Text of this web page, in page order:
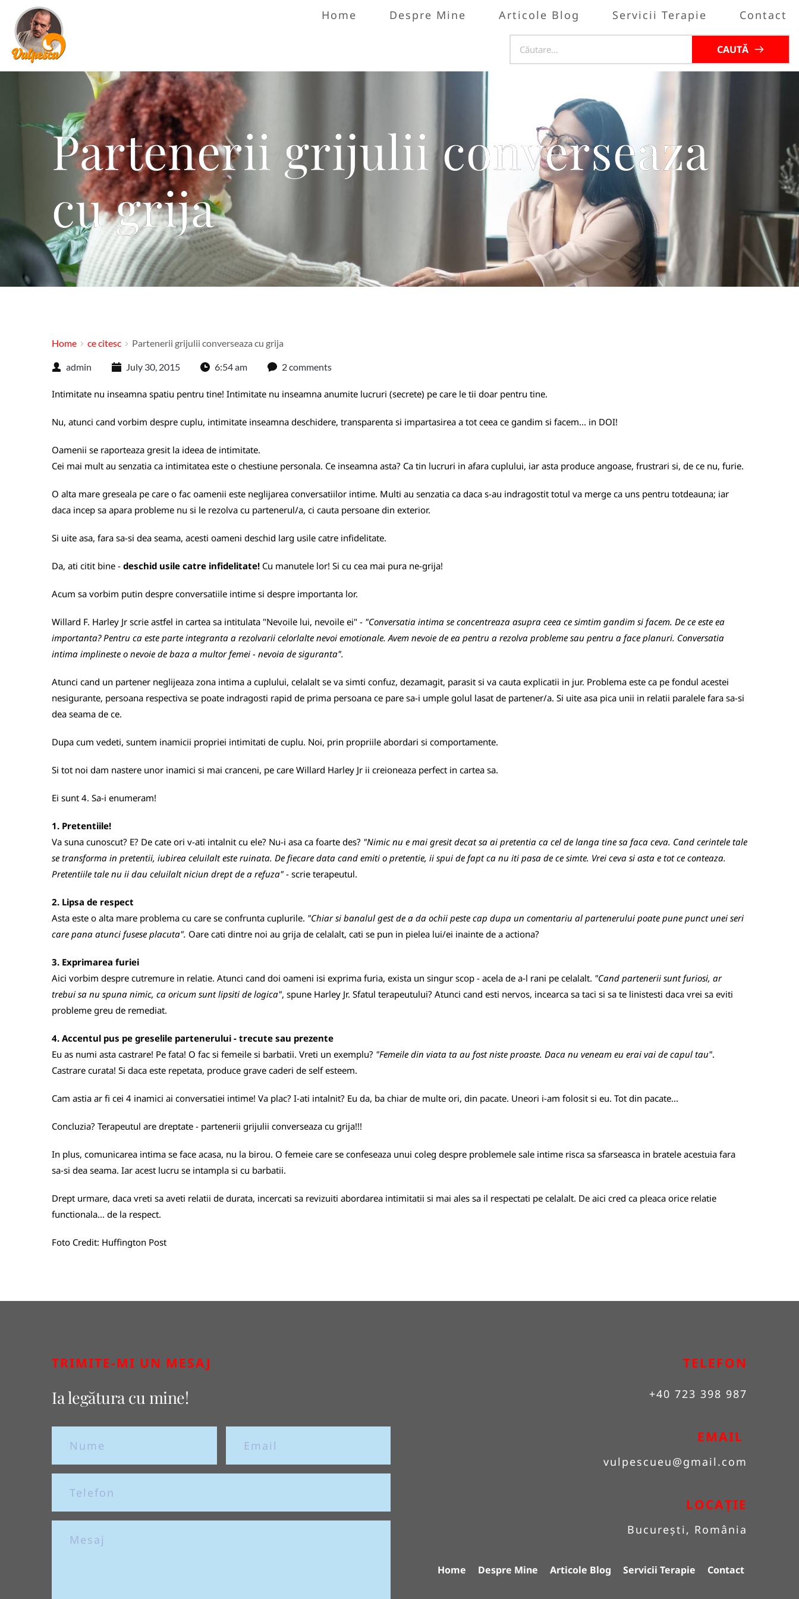
Home Despre Mine Articole Blog Servicii Terapie Contact
CAUTĂ
Partenerii grijulii converseaza
cu grija
Home ce citesc Partenerii grijulii converseaza cu grija
admin July 30, 2015 6:54 am 2 comments
Intimitate nu inseamna spatiu pentru tine! Intimitate nu inseamna anumite lucruri (secrete) pe care le tii doar pentru tine.
Nu, atunci cand vorbim despre cuplu, intimitate inseamna deschidere, transparenta si impartasirea a tot ceea ce gandim si facem... in DOI!
Oamenii se raporteaza gresit la ideea de intimitate.
Cei mai mult au senzatia ca intimitatea este o chestiune personala. Ce inseamna asta? Ca tin lucruri in afara cuplului, iar asta produce angoase, frustrari si, de ce nu, furie.
O alta mare greseala pe care o fac oamenii este neglijarea conversatiilor intime. Multi au senzatia ca daca s-au indragostit totul va merge ca uns pentru totdeauna; iar
daca incep sa apara probleme nu si le rezolva cu partenerul/a, ci cauta persoane din exterior.
Si uite asa, fara sa-si dea seama, acesti oameni deschid larg usile catre infidelitate.
Da, ati citit bine - deschid usile catre infidelitate! Cu manutele lor! Si cu cea mai pura ne-grija!
Acum sa vorbim putin despre conversatiile intime si despre importanta lor.
Willard F. Harley Jr scrie astfel in cartea sa intitulata "Nevoile lui, nevoile ei" - "Conversatia intima se concentreaza asupra ceea ce simtim gandim si facem. De ce este ea
importanta? Pentru ca este parte integranta a rezolvarii celorlalte nevoi emotionale. Avem nevoie de ea pentru a rezolva probleme sau pentru a face planuri. Conversatia
intima implineste o nevoie de baza a multor femei - nevoia de siguranta".
Atunci cand un partener neglijeaza zona intima a cuplului, celalalt se va simti confuz, dezamagit, parasit si va cauta explicatii in jur. Problema este ca pe fondul acestei
nesigurante, persoana respectiva se poate indragosti rapid de prima persoana ce pare sa-i umple golul lasat de partener/a. Si uite asa pica unii in relatii paralele fara sa-si
dea seama de ce.
Dupa cum vedeti, suntem inamicii propriei intimitati de cuplu. Noi, prin propriile abordari si comportamente.
Si tot noi dam nastere unor inamici si mai cranceni, pe care Willard Harley Jr ii creioneaza perfect in cartea sa.
Ei sunt 4. Sa-i enumeram!
1. Pretentiile!
Va suna cunoscut? E? De cate ori v-ati intalnit cu ele? Nu-i asa ca foarte des? "Nimic nu e mai gresit decat sa ai pretentia ca cel de langa tine sa faca ceva. Cand cerintele tale
se transforma in pretentii, iubirea celuilalt este ruinata. De fiecare data cand emiti o pretentie, ii spui de fapt ca nu iti pasa de ce simte. Vrei ceva si asta e tot ce conteaza.
Pretentiile tale nu ii dau celuilalt niciun drept de a refuza" - scrie terapeutul.
2. Lipsa de respect
Asta este o alta mare problema cu care se confrunta cuplurile. "Chiar si banalul gest de a da ochii peste cap dupa un comentariu al partenerului poate pune punct unei seri
care pana atunci fusese placuta". Oare cati dintre noi au grija de celalalt, cati se pun in pielea lui/ei inainte de a actiona?
3. Exprimarea furiei
Aici vorbim despre cutremure in relatie. Atunci cand doi oameni isi exprima furia, exista un singur scop - acela de a-l rani pe celalalt. "Cand partenerii sunt furiosi, ar
trebui sa nu spuna nimic, ca oricum sunt lipsiti de logica", spune Harley Jr. Sfatul terapeutului? Atunci cand esti nervos, incearca sa taci si sa te linistesti daca vrei sa eviti
probleme greu de remediat.
4. Accentul pus pe greselile partenerului - trecute sau prezente
Eu as numi asta castrare! Pe fata! O fac si femeile si barbatii. Vreti un exemplu? "Femeile din viata ta au fost niste proaste. Daca nu veneam eu erai vai de capul tau".
Castrare curata! Si daca este repetata, produce grave caderi de self esteem.
Cam astia ar fi cei 4 inamici ai conversatiei intime! Va plac? I-ati intalnit? Eu da, ba chiar de multe ori, din pacate. Uneori i-am folosit si eu. Tot din pacate...
Concluzia? Terapeutul are dreptate - partenerii grijulii converseaza cu grija!!!
In plus, comunicarea intima se face acasa, nu la birou. O femeie care se confeseaza unui coleg despre problemele sale intime risca sa sfarseasca in bratele acestuia fara
sa-si dea seama. Iar acest lucru se intampla si cu barbatii.
Drept urmare, daca vreti sa aveti relatii de durata, incercati sa revizuiti abordarea intimitatii si mai ales sa il respectati pe celalalt. De aici cred ca pleaca orice relatie
functionala... de la respect.
Foto Credit: Huffington Post
TRIMITE-MI UN MESAJ
Ia legătura cu mine!
TELEFON
+40 723 398 987
EMAIL
vulpescueu@gmail.com
LOCAȚIE
București, România
Home Despre Mine Articole Blog Servicii Terapie Contact